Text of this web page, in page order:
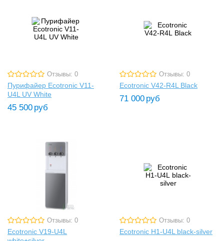
Отзывы: 0
Пурифайер Ecotronic V11-
U4L UV White
45 500 руб
Отзывы: 0
Ecotronic V42-R4L Black
71 000 руб
Отзывы: 0
Ecotronic V19-U4L
Отзывы: 0
Ecotronic H1-U4L black-silver